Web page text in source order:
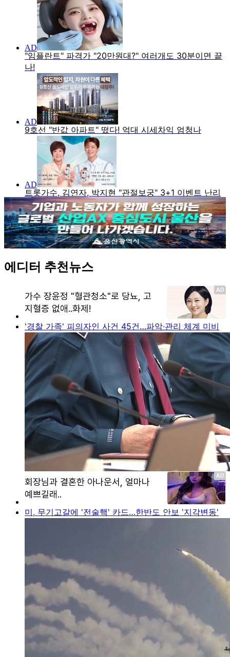
에디터 추천뉴스
'경찰 가족' 피의자인 사건 45건…파악·관리 체계 미비
미, 무기고갈에 '전술핵' 카드…한반도 안보 '지각변동'